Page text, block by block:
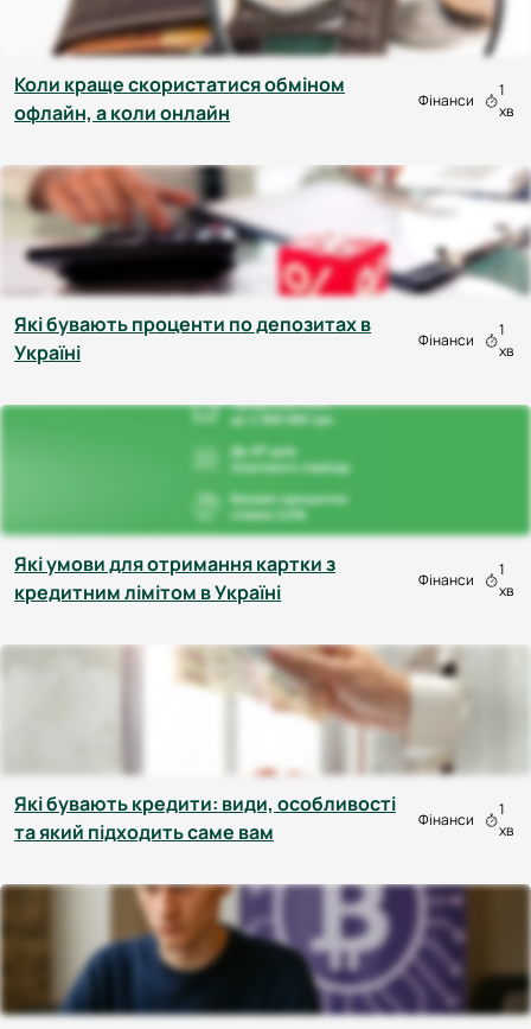
Коли краще скористатися обміном
офлайн, а коли онлайн
Фінанси
1
хв
Які бувають проценти по депозитах в
Україні
Фінанси
1
хв
Які умови для отримання картки з
кредитним лімітом в Україні
Фінанси
1
хв
Які бувають кредити: види, особливості
та який підходить саме вам
Фінанси
1
хв